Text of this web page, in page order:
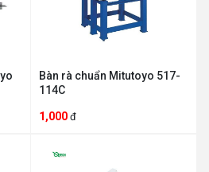
Bàn rà chuẩn Mitutoyo 517-
114C
1,000 đ